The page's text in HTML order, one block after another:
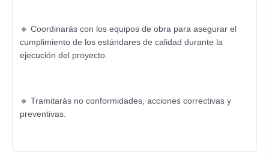
🔹 Coordinarás con los equipos de obra para asegurar el
cumplimiento de los estándares de calidad durante la
ejecución del proyecto.
🔹 Tramitarás no conformidades, acciones correctivas y
preventivas.